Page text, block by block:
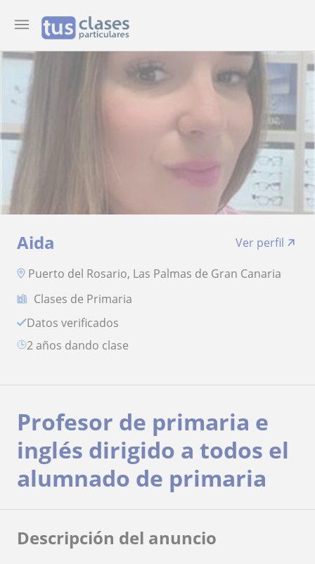
Aida
Ver perfil
Puerto del Rosario, Las Palmas de Gran Canaria
Clases de Primaria
Datos verificados
2 años dando clase
Profesor de primaria e
inglés dirigido a todos el
alumnado de primaria
Descripción del anuncio